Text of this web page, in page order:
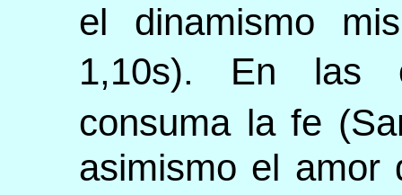
el dinamismo
1,10s). En las
consuma la fe
asimismo el amor